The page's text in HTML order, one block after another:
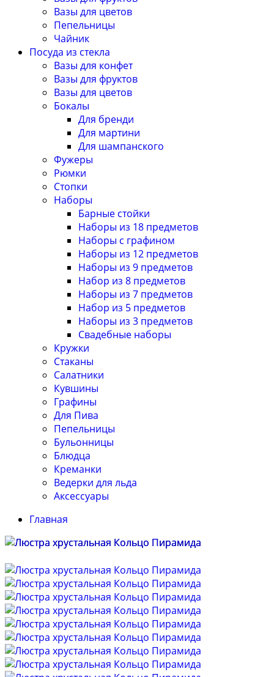
Вазы для цветов
Пепельницы
Чайник
Посуда из стекла
Вазы для конфет
Вазы для фруктов
Вазы для цветов
Бокалы
Для бренди
Для мартини
Для шампанского
Фужеры
Рюмки
Стопки
Наборы
Барные стойки
Наборы из 18 предметов
Наборы с графином
Наборы из 12 предметов
Наборы из 9 предметов
Набор из 8 предметов
Наборы из 7 предметов
Набор из 5 предметов
Наборы из 3 предметов
Свадебные наборы
Кружки
Стаканы
Салатники
Кувшины
Графины
Для Пива
Пепельницы
Бульонницы
Блюдца
Креманки
Ведерки для льда
Аксессуары
Главная